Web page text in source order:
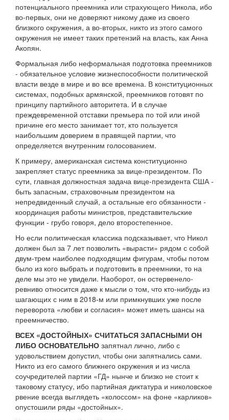
потенциального преемника или страхующего Никола, ибо
во-первых, они не доверяют никому даже из своего
близкого окружения, а во-вторых, никто из этого самого
окружения не имеет таких претензий на власть, как Анна
Акопян.
Формальная либо неформальная подготовка преемников
- обязательное условие жизнеспособности политической
власти везде в мире и во все времена. В конституционных
системах, подобных армянской, преемников готовят по
принципу партийного авторитета. И в случае
преждевременной отставки премьера по той или иной
причине его место занимает тот, кто пользуется
наибольшим доверием в правящей партии, что
определяется внутренним голосованием.
К примеру, американская система конституционно
закрепляет статус преемника за вице-президентом. По
сути, главная должностная задача вице-президента США -
быть запасным, страховочным президентом на
непредвиденный случай, а остальные его обязанности -
координация работы министров, представительские
функции - грубо говоря, дело второстепенное.
Но если политическая классика подсказывает, что Никол
должен был за 7 лет позволить «вырасти» рядом с собой
двум-трем наиболее подходящим фигурам, чтобы потом
было из кого выбрать и подготовить в преемники, то на
деле мы это не увидели. Наоборот, он остервенело-
ревниво относится даже к мысли о том, что кто-нибудь из
шагающих с ним в 2018-м или примкнувших уже после
переворота «любви и согласия» может иметь шансы на
преемничество.
ВСЕХ «ДОСТОЙНЫХ» СЧИТАТЬСЯ ЗАПАСНЫМИ ОН
ЛИБО ОСНОВАТЕЛЬНО запятнал лично, либо с
удовольствием допустил, чтобы они запятнались сами.
Никто из его самого ближнего окружения и из числа
соучредителей партии «ГД» нынче и близко не стоит к
таковому статусу, ибо партийная диктатура и николовское
рвение всегда выглядеть «колоссом» на фоне «карликов»
опустошили ряды «достойных».